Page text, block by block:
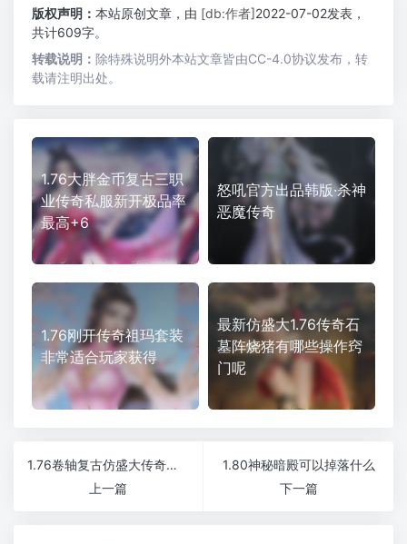
版权声明： 本站原创文章，由 [db:作者]2022-07-02发表，
共计609字。
转载说明： 除特殊说明外本站文章皆由CC-4.0协议发布，转
载请注明出处。
1.76大胖金币复古三职
业传奇私服新开极品率
最高+6
怒吼官方出品韩版·杀神
恶魔传奇
1.76刚开传奇祖玛套装
非常适合玩家获得
最新仿盛大1.76传奇石
墓阵烧猪有哪些操作窍
门呢
1.76卷轴复古仿盛大传奇私服耐玩冒险版本
上一篇
1.80神秘暗殿可以掉落什么
下一篇